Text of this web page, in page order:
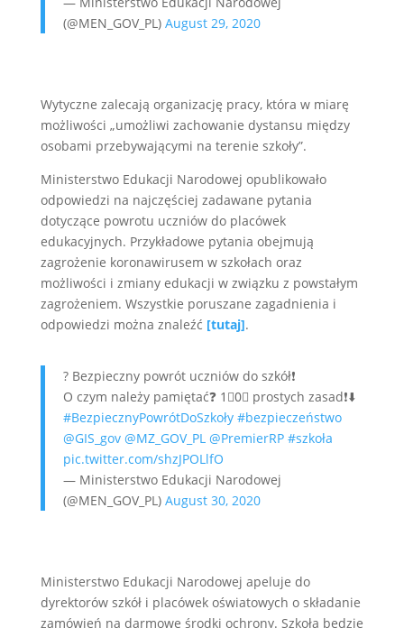
(@MEN_GOV_PL) August 29, 2020
Wytyczne zalecają organizację pracy, która w miarę
możliwości „umożliwi zachowanie dystansu między
osobami przebywającymi na terenie szkoły”.
Ministerstwo Edukacji Narodowej opublikowało
odpowiedzi na najczęściej zadawane pytania
dotyczące powrotu uczniów do placówek
edukacyjnych. Przykładowe pytania obejmują
zagrożenie koronawirusem w szkołach oraz
możliwości i zmiany edukacji w związku z powstałym
zagrożeniem. Wszystkie poruszane zagadnienia i
odpowiedzi można znaleźć [tutaj].
?️ Bezpieczny powrót uczniów do szkół❗️
O czym należy pamiętać❓ 1⃣0⃣ prostych zasad❗️⬇️
#BezpiecznyPowrótDoSzkoły #bezpieczeństwo
@GIS_gov @MZ_GOV_PL @PremierRP #szkoła
pic.twitter.com/shzJPOLlfO
— Ministerstwo Edukacji Narodowej
(@MEN_GOV_PL) August 30, 2020
Ministerstwo Edukacji Narodowej apeluje do
dyrektorów szkół i placówek oświatowych o składanie
zamówień na darmowe środki ochrony. Szkoła będzie